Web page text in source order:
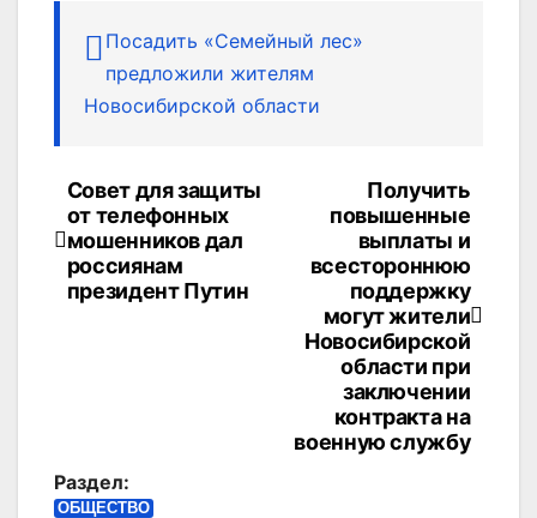
Посадить «Семейный лес»
предложили жителям
Новосибирской области
Навигация
по
записям
Получить
повышенные
выплаты и
всестороннюю
поддержку
могут жители
Новосибирской
области при
заключении
контракта на
военную службу
Совет для защиты
от телефонных
мошенников дал
россиянам
президент Путин
Раздел:
ОБЩЕСТВО